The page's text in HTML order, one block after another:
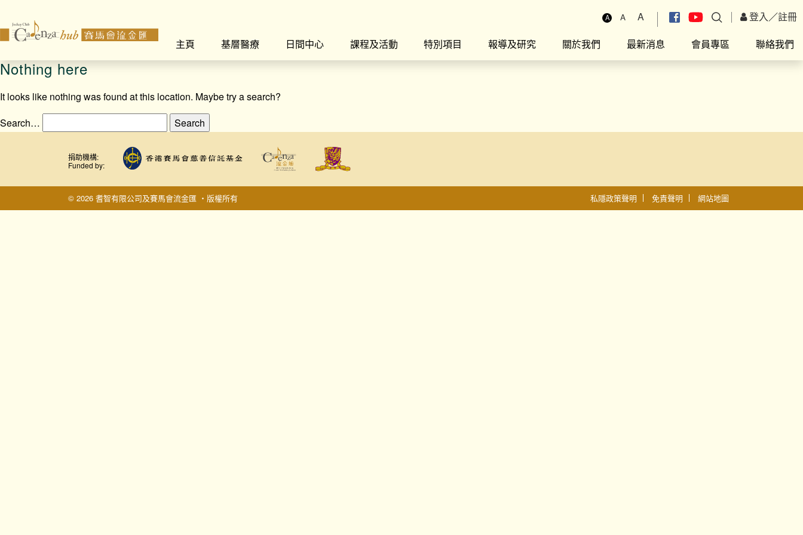
A A A 登入／註冊
主頁
基層醫療 日間中心 課程及活動 特別項目 報導及研究 關於我們 最新消息 會員專區 聯絡我們
Nothing here
It looks like nothing was found at this location. Maybe try a search?
Search…
捐助機構:
Funded by:
© 2026 耆智有限公司及賽馬會流金匯 ‧版權所有 私隱政策聲明 免責聲明 網站地圖